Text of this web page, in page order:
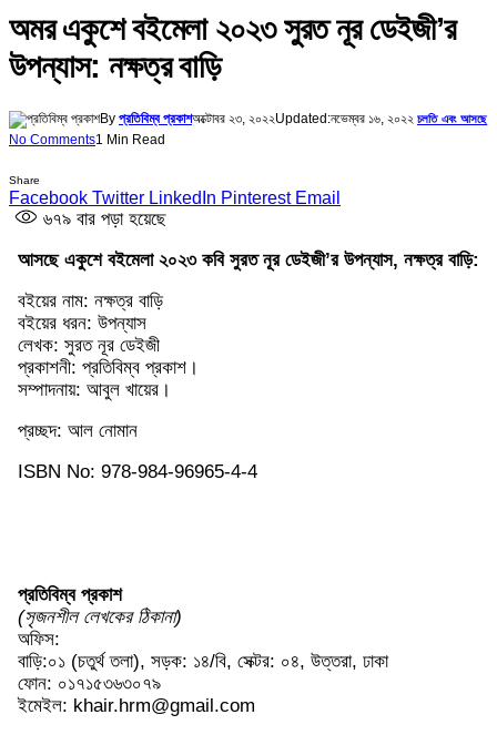
অমর একুশে বইমেলা ২০২৩ সুরত নূর ডেইজী’র
উপন্যাস: নক্ষত্র বাড়ি
By প্রতিবিম্ব প্রকাশঅক্টোবর ২৩, ২০২২Updated:নভেম্বর ১৬, ২০২২ চলতি এবং আসছে
No Comments1 Min Read
Share
Facebook Twitter LinkedIn Pinterest Email
৬৭৯ বার পড়া হয়েছে
আসছে একুশে বইমেলা ২০২৩ কবি সুরত নূর ডেইজী’র উপন্যাস, নক্ষত্র বাড়ি:
বইয়ের নাম: নক্ষত্র বাড়ি
বইয়ের ধরন: উপন্যাস
লেখক: সুরত নূর ডেইজী
প্রকাশনী: প্রতিবিম্ব প্রকাশ।
সম্পাদনায়: আবুল খায়ের।
প্রচ্ছদ: আল নোমান
ISBN No: 978-984-96965-4-4
প্রতিবিম্ব প্রকাশ
(সৃজনশীল লেখকের ঠিকানা)
অফিস:
বাড়ি:০১ (চতুর্থ তলা), সড়ক: ১৪/বি, সেক্টর: ০৪, উত্তরা, ঢাকা
ফোন: ০১৭১৫৩৬৩০৭৯
ইমেইল: khair.hrm@gmail.com